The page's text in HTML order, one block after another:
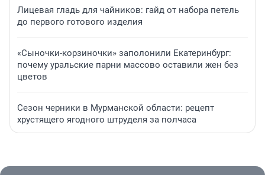
Лицевая гладь для чайников: гайд от набора петель
до первого готового изделия
«Сыночки-корзиночки» заполонили Екатеринбург:
почему уральские парни массово оставили жен без
цветов
Сезон черники в Мурманской области: рецепт
хрустящего ягодного штруделя за полчаса